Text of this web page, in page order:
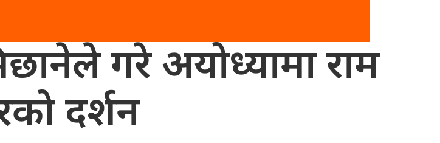
गरे अयोध्यामा राम
दर्शन